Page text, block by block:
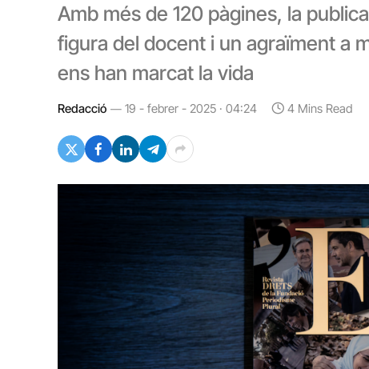
Amb més de 120 pàgines, la
figura del docent i un agraïment a
ens han marcat la vida
Redacció 19 - febrer - 2025 · 04:24 4 Mins Read